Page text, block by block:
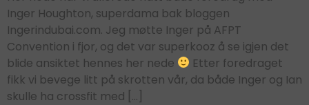
Inger Houghton, superdama bak bloggen
Ingerindubai.com. Jeg møtte Inger på AFPT
Convention i fjor, og det var superkooz å se igjen det
blide ansiktet hennes her nede
Etter foredraget
fikk vi bevege litt på skrotten vår, da både Inger og Ian
skulle ha crossfit med […]